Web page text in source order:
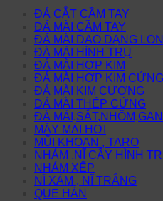
ĐÁ CẮT CẦM TAY
ĐÁ MÀI CẦM TAY
ĐÁ MÀI DAO DẠNG LON
ĐÁ MÀI HÌNH TRỤ
ĐÁ MÀI HỢP KIM
ĐÁ MÀI HỢP KIM CỨNG
ĐÁ MÀI KIM CƯƠNG
ĐÁ MÀI THÉP CỨNG
ĐÁ
MÁY MÀI HƠI
MŨI KHOAN , TARO
NHÁM ,NĨ CÂY HÌNH
NHÁM XẾP
NĨ XÁM , NĨ TRẮNG
QUE HÀN